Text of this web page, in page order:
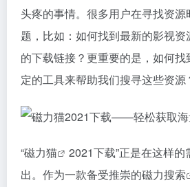
头疼的事情。很多用户在寻找资
题，比如：如何找到最新的影视
的下载链接？更重要的是，如何
定的工具来帮助我们搜寻这些资源
“磁力猫
2021下载”正是在这样
出。作为一款备受推崇的磁力搜索